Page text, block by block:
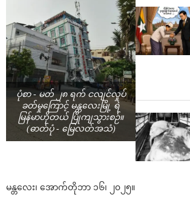
ပုံစာ - မတ် ၂၈ ရက် ငလျင်လှုပ်
ခတ်မှုကြောင့် မန္တလေးမြို့ ရဲ
မြန်မာဟိုတယ် ပြိုကျသွားစဉ်။
(ဓာတ်ပုံ - မြေလတ်အသံ)
မန္တလေး၊ အောက်တိုဘာ ၁၆၊ ၂၀၂၅။